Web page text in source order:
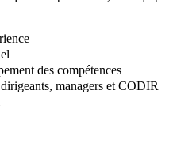
des compétences
managers et CODIR